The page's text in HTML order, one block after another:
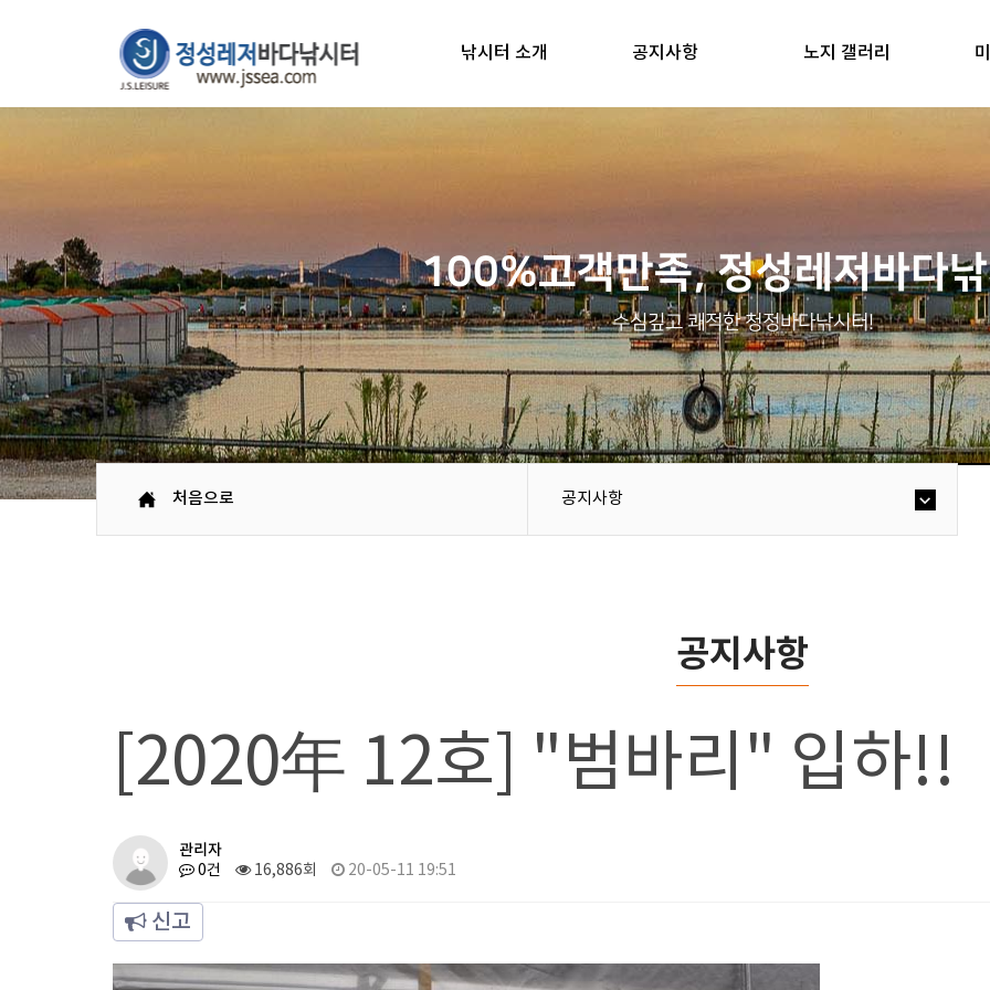
낚시터 소개 공지사항 노지 갤러리
100%고객만족, 정성레저바다
수심깊고 쾌적한 청정바다낚시터!
처음으로 공지사항
공지사항
[2020年 12호] "범바리" 입하!!
관리자
0건 16,886회 20-05-11 19:51
신고